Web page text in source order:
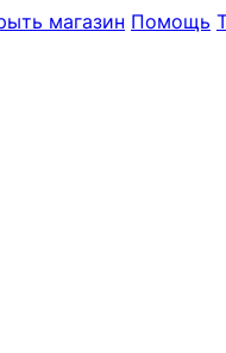
магазин Помощь